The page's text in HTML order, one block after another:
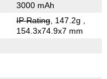
3000 mAh
IP Rating, 147.2g
154.3x74.9x7 mm